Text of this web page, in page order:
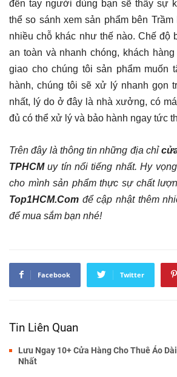
đến tay người dùng bạn sẽ thấy sự
thể so sánh xem sản phẩm bên
nhiều chỗ khác như thế nào. Chế độ
an toàn và nhanh chóng, khách
giao cho chúng tôi sản phẩm muốn
hành, chúng tôi sẽ xử lý nhanh gọn
nhất, lý do ở đây là nhà xưởng, có
đủ có thể xử lý và bảo hành ngay tức
Trên đây là thông tin những địa chỉ
TPHCMuy tín nổi tiếng nhất. Hy
cho mình sản phẩm thực sự chất
Top1HCM.Com để cập nhật thêm
để mua sắm bạn nhé!
Facebook Twitter
Tin Liên Quan
Lưu Ngay 10+ Cửa Hàng Cho Thuê Áo
Nhất